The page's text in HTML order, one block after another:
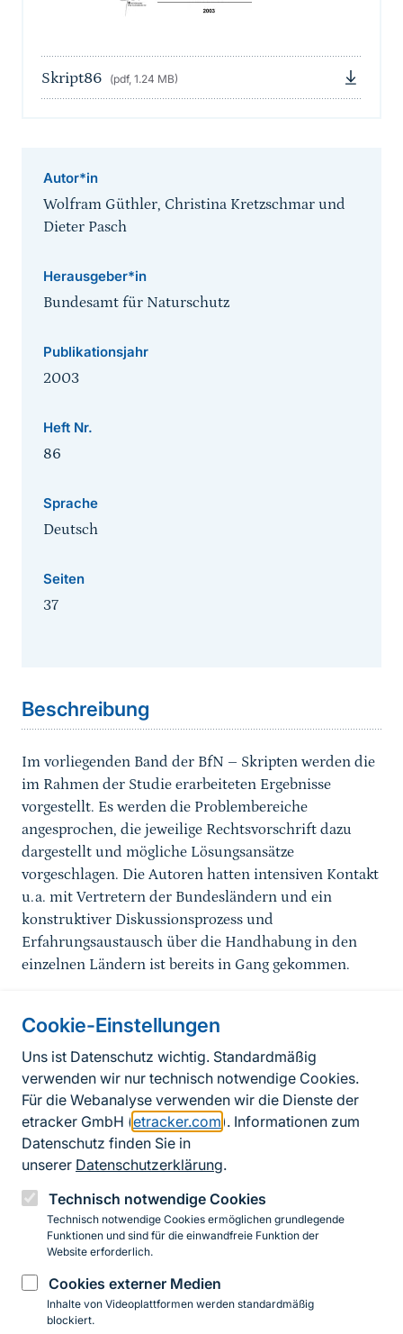
Cookie-Einstellungen
Uns ist Datenschutz wichtig. Standardmäßig
verwenden wir nur technisch notwendige Cookies.
Für die Webanalyse verwenden wir die Dienste der
etracker GmbH (etracker.com ). Informationen zum
Datenschutz finden Sie in
unserer Datenschutzerklärung.
Technisch notwendige Cookies
Technisch notwendige Cookies ermöglichen grundlegende
Funktionen und sind für die einwandfreie Funktion der
Website erforderlich.
Cookies externer Medien
Inhalte von Videoplattformen werden standardmäßig
blockiert.
Skript86 (pdf, 1.24 MB)
Autor*in
Wolfram Güthler, Christina Kretzschmar und
Dieter Pasch
Herausgeber*in
Bundesamt für Naturschutz
Publikationsjahr
2003
Heft Nr.
86
Sprache
Deutsch
Seiten
37
Beschreibung
Im vorliegenden Band der BfN – Skripten werden die
im Rahmen der Studie erarbeiteten Ergebnisse
vorgestellt. Es werden die Problembereiche
angesprochen, die jeweilige Rechtsvorschrift dazu
dargestellt und mögliche Lösungsansätze
vorgeschlagen. Die Autoren hatten intensiven Kontakt
u.a. mit Vertretern der Bundesländern und ein
konstruktiver Diskussionsprozess und
Erfahrungsaustausch über die Handhabung in den
einzelnen Ländern ist bereits in Gang gekommen.
Informationen zur Seite
FußzeileKontakt zum BfN
Kontaktformular
Erklärung zur Barrierefreiheit
Impressum
Datenschutz
InstagramFacebookYouTubeLinkedIn